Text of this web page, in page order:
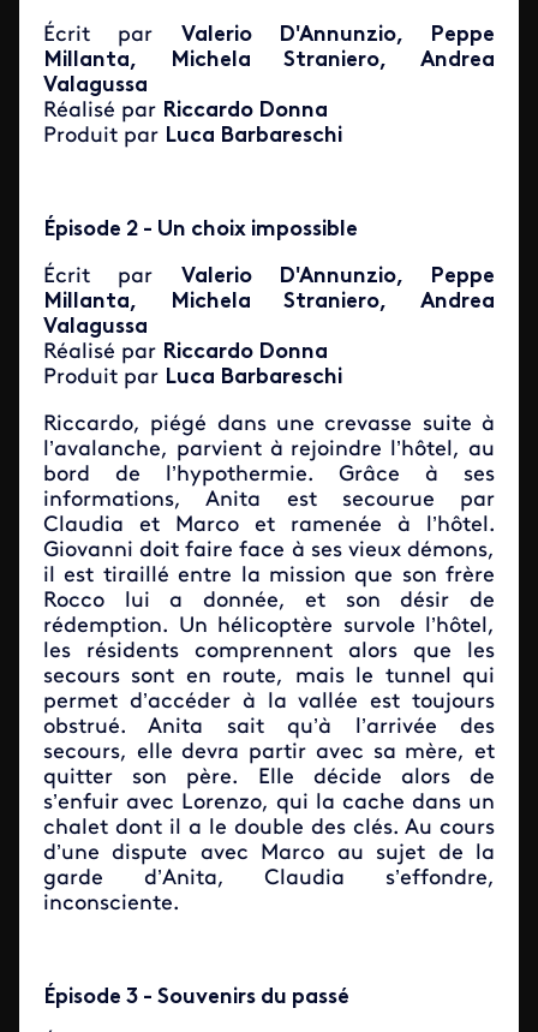
Écrit par Valerio D'Annunzio, Peppe
Millanta, Michela Straniero, Andrea
Valagussa
Réalisé par Riccardo Donna
Produit par Luca Barbareschi
Épisode 2 - Un choix impossible
Écrit par Valerio D'Annunzio, Peppe
Millanta, Michela Straniero, Andrea
Valagussa
Réalisé par Riccardo Donna
Produit par Luca Barbareschi
Riccardo, piégé dans une crevasse suite à
l’avalanche, parvient à rejoindre l’hôtel, au
bord de l’hypothermie. Grâce à ses
informations, Anita est secourue par
Claudia et Marco et ramenée à l’hôtel.
Giovanni doit faire face à ses vieux démons,
il est tiraillé entre la mission que son frère
Rocco lui a donnée, et son désir de
rédemption. Un hélicoptère survole l’hôtel,
les résidents comprennent alors que les
secours sont en route, mais le tunnel qui
permet d’accéder à la vallée est toujours
obstrué. Anita sait qu’à l’arrivée des
secours, elle devra partir avec sa mère, et
quitter son père. Elle décide alors de
s’enfuir avec Lorenzo, qui la cache dans un
chalet dont il a le double des clés. Au cours
d’une dispute avec Marco au sujet de la
garde d’Anita, Claudia s’effondre,
inconsciente.
Épisode 3 - Souvenirs du passé